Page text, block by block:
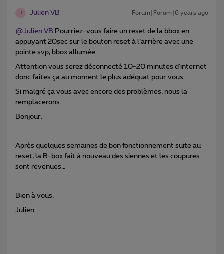
J Julien VB Forum|Forum|6 years ago
@Julien VB Pourriez-vous faire un reset de la bbox en
appuyant 20sec sur le bouton reset à l’arrière avec une
pointe svp, bbox allumée.
Attention vous serez déconnecté 10-20 minutes d’internet
donc faites ça au moment le plus adéquat pour vous.
Si malgré ça vous avec encore des problèmes, nous la
remplacerons.
Bonjour,
Après quelques semaines de bon fonctionnement suite au
reset, la B-box fait à nouveau des siennes et les coupures
sont revenues…
Bien à vous,
Julien